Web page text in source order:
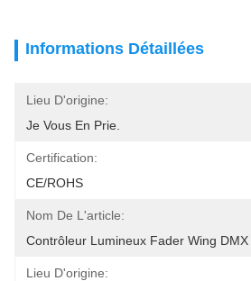
Informations Détaillées
Lieu D'origine:
Je Vous En Prie.
Certification:
CE/ROHS
Nom De L'article:
Contrôleur Lumineux Fader Wing DMX
Lieu D'origine: